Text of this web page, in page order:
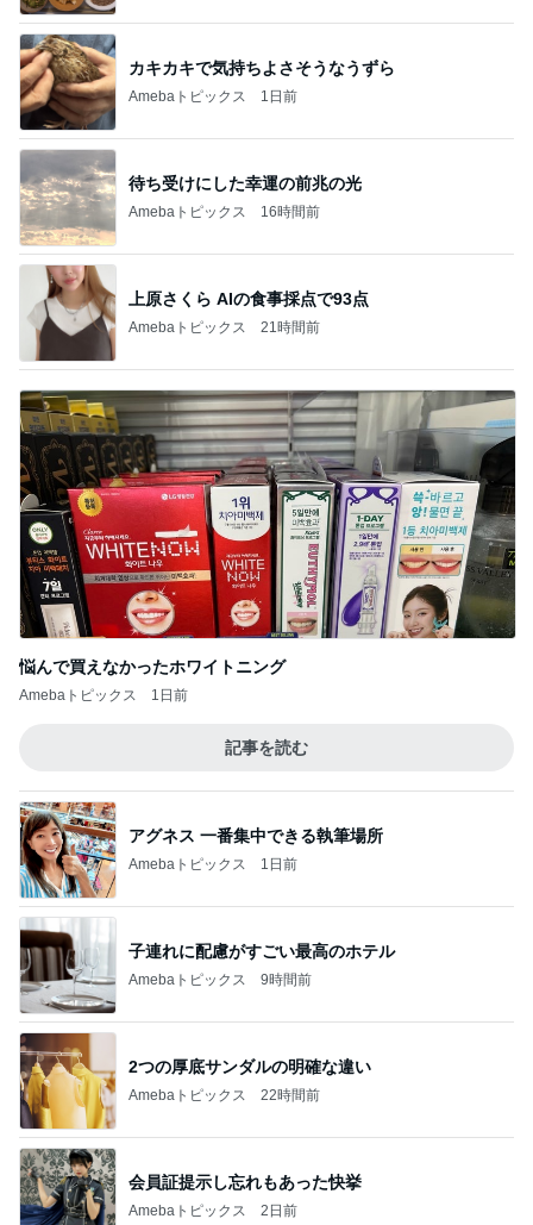
カキカキで気持ちよさそうなうずら
Amebaトピックス 1日前
待ち受けにした幸運の前兆の光
Amebaトピックス 16時間前
上原さくら AIの食事採点で93点
Amebaトピックス 21時間前
悩んで買えなかったホワイトニング
Amebaトピックス 1日前
記事を読む
アグネス 一番集中できる執筆場所
Amebaトピックス 1日前
子連れに配慮がすごい最高のホテル
Amebaトピックス 9時間前
2つの厚底サンダルの明確な違い
Amebaトピックス 22時間前
会員証提示し忘れもあった快挙
Amebaトピックス 2日前